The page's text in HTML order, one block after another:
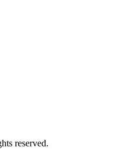
reserved.